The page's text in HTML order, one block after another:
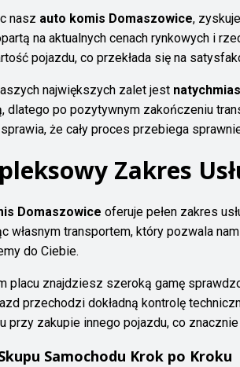
nasz auto komis Domaszowice,
na aktualnych cenach rynkowych i
pojazdu, co przekłada się na
największych zalet jest
dlatego po pozytywnym zakończeniu
że cały proces przebiega
Zakres
Domaszowice oferuje pełen zakres
własnym transportem, który pozwala
do Ciebie.
placu znajdziesz szeroką gamę
przechodzi dokładną kontrolę
przy zakupie innego pojazdu, co
Samochodu Krok po Kroku